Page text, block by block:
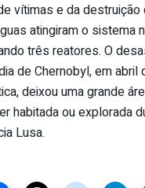
vítimas e da destruição
atingiram o sistema
três reatores. O
de Chernobyl, em abril
deixou uma grande
habitada ou explorada
Lusa.